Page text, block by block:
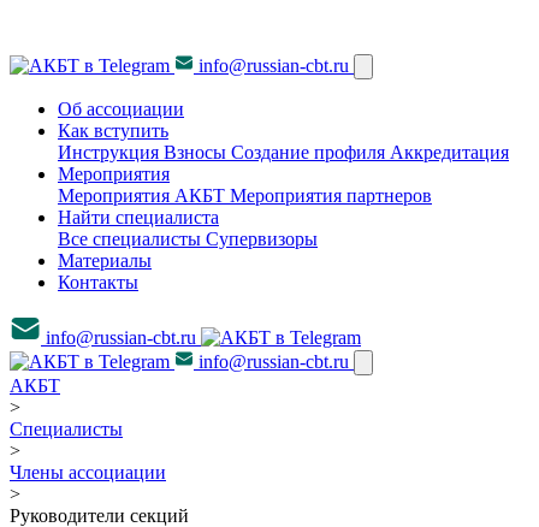
info@russian-cbt.ru
Об ассоциации
Как вступить
Инструкция Взносы Создание профиля Аккредитация
Мероприятия
Мероприятия АКБТ Мероприятия партнеров
Найти специалиста
Все специалисты Супервизоры
Материалы
Контакты
info@russian-cbt.ru
info@russian-cbt.ru
АКБТ
>
Специалисты
>
Члены ассоциации
>
Руководители секций